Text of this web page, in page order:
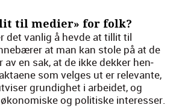
til medier» for folk?
det van­lig å hevde at tillit til
at man kan stole på at de
av en sak, at de ikke dekker hen­
som velges ut er rel­e­vante,
grundighet i arbei­det, og
og poli­tiske inter­ess­er.